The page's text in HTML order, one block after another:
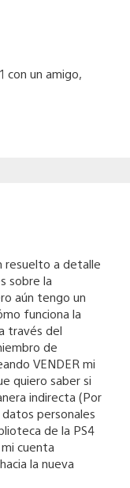
con un amigo,
resuelto a detalle
sobre la
aún tengo un
funciona la
través del
de
VENDER mi
quiero saber si
indirecta (Por
personales
de la PS4
cuenta
la nueva